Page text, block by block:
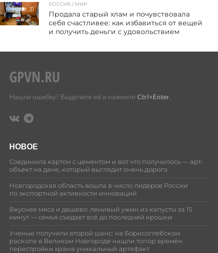
31
РОССИЯ / МИР
Продала старый хлам и почувствовала
себя счастливее: как избавиться от вещей
и получить деньги с удовольствием
Нашли ошибку? Выделите её и нажмите Ctrl+Enter.
НОВОЕ
Соединила картон с цементом и вот что получилось — арт-
объект на даче, который выглядит очень дорого
Новгородская область вошла в число лидеров России
по экспортной активности инноваций
Вкуснее мяса и дешево: ленивый ужин из капусты за 15
минут — семья съедает всё до последней крошки
Ученые получили второй шанс: на Борисоглебском
раскопе в Великом Новгороде нашли топор времён
перестройки храма уникальный артефакт